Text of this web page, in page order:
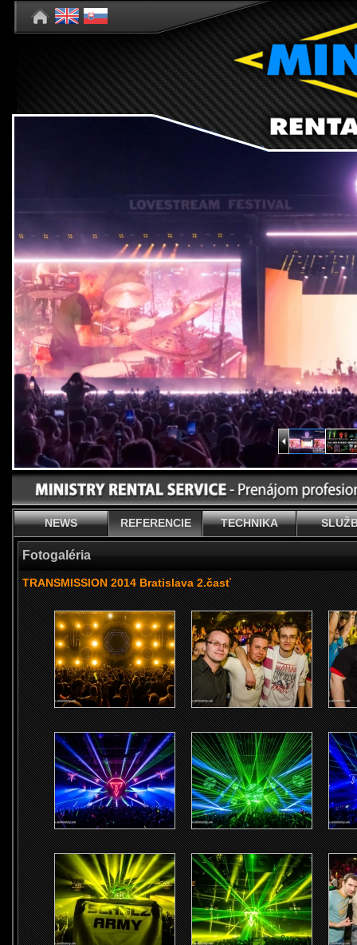
NEWS REFERENCIE TECHNIKA
Fotogaléria
TRANSMISSION 2014 Bratislava 2.časť